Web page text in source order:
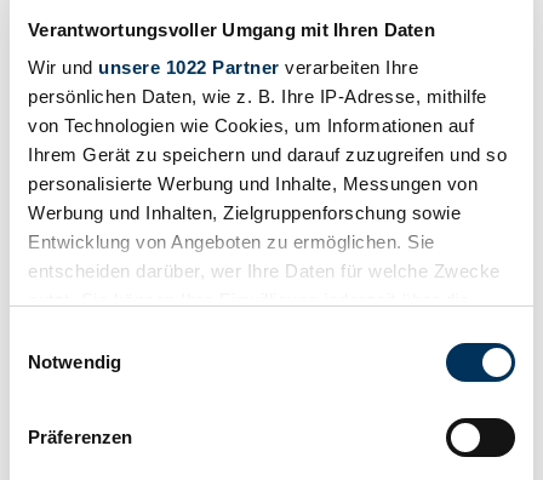
Verantwortungsvoller Umgang mit Ihren Daten
Wir und unsere 1022 Partner verarbeiten Ihre
persönlichen Daten, wie z. B. Ihre IP-Adresse, mithilfe
von Technologien wie Cookies, um Informationen auf
Ihrem Gerät zu speichern und darauf zuzugreifen und so
personalisierte Werbung und Inhalte, Messungen von
Werbung und Inhalten, Zielgruppenforschung sowie
Entwicklung von Angeboten zu ermöglichen. Sie
entscheiden darüber, wer Ihre Daten für welche Zwecke
Trigger Symbol ändern oder widerrufen
Informationen über Ihre geografische Lage
Notwendig
Präferenzen
Verkoper